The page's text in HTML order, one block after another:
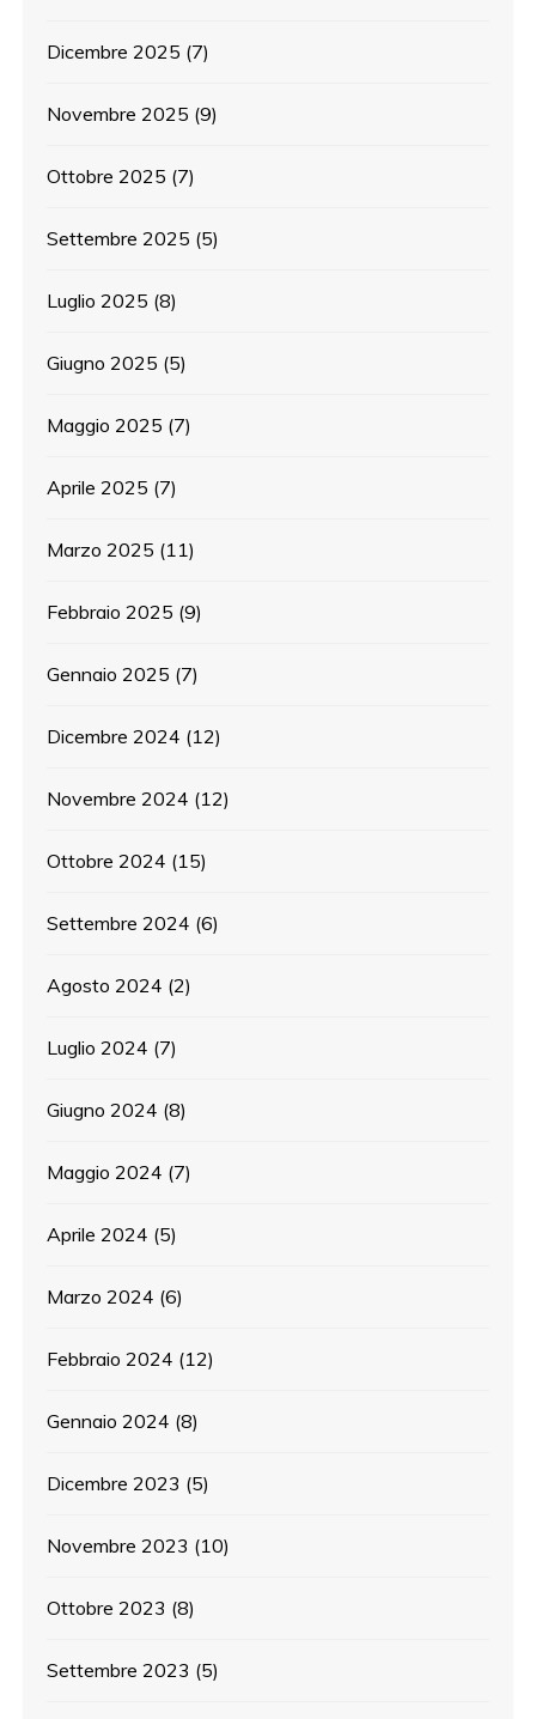
Dicembre 2025 (7)
Novembre 2025 (9)
Ottobre 2025 (7)
Settembre 2025 (5)
Luglio 2025 (8)
Giugno 2025 (5)
Maggio 2025 (7)
Aprile 2025 (7)
Marzo 2025 (11)
Febbraio 2025 (9)
Gennaio 2025 (7)
Dicembre 2024 (12)
Novembre 2024 (12)
Ottobre 2024 (15)
Settembre 2024 (6)
Agosto 2024 (2)
Luglio 2024 (7)
Giugno 2024 (8)
Maggio 2024 (7)
Aprile 2024 (5)
Marzo 2024 (6)
Febbraio 2024 (12)
Gennaio 2024 (8)
Dicembre 2023 (5)
Novembre 2023 (10)
Ottobre 2023 (8)
Settembre 2023 (5)